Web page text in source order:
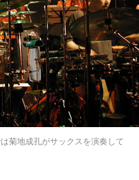
菊地成孔がサックスを演奏して